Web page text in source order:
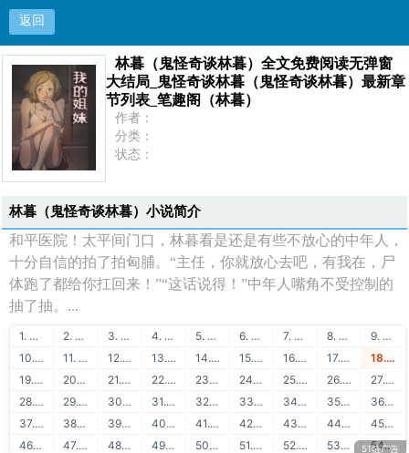
返回
林暮（鬼怪奇谈林暮）全文免费阅读无弹窗大结局
_鬼怪奇谈林暮（鬼怪奇谈林暮）最新章节列表_笔
林暮（鬼怪奇谈林暮）全文免费阅读无弹窗
大结局_鬼怪奇谈林暮（鬼怪奇谈林暮）最新章
节列表_笔趣阁（林暮）
作者：
分类：
状态：
林暮（鬼怪奇谈林暮）小说简介
和平医院！太平间门口，林暮看是还是有些不放心的中年人，
十分自信的拍了拍匈脯。“主任，你就放心去吧，有我在，尸
体跑了都给你扛回来！”“这话说得！”中年人嘴角不受控制的
抽了抽。...
1. 企业应用市场 2. 导航站长站 3. ★明星趣事★ 4. 企业产品推广 5. 51链友链交换 6. 51链流量联盟 7. 51学堂在线学习 8. 88API保单识别
9. 51链免费交换
10. 51学堂免费课程
11. 88API发票识别 12. 51链买卖友链 13. 51学堂编程教程 14. 88API身份证识别 15. 51链泛目录出租 16. 51学堂SEO教程 17. 88API银行卡识别
18. 51链网站出售
19. 51学堂建站教程
20. 88API名片识别 21. 51链广告联盟 22. 51学堂精品推荐 23. 88API营业执照识别 24. 51链出租广告位 25. 51链站长赚钱 26. 51学堂运营干货
27. 88API行驶证识别
28. 51链软文出售
29. 51链流量出售 30. 88API驾驶证识别 31. 51链图文广告 32. 51链购买友链 33. 88API车牌号识别 34. 51链免费换链 35. 51链网站目录
36. 88API车架号识别
37. 51链网站转让
38. 51链软文外链 39. 88API通用文本识别 40. 51链网站排行 41. 51链友链检测 42. 88API二维码识别 43. 51学堂Java教程 44. 51学堂Python教程
45. 88API快递地址解析
46. 51学堂Golang教程
47. 51学堂前端开发 48. 88API OCR识别 49. 51学堂AI人工智能 50. 51学堂云计算运维 51. 51学堂出售源码 52. 51学堂SVIP会员 53. 51学堂IT教程 54. 51学堂大数据
51链广告